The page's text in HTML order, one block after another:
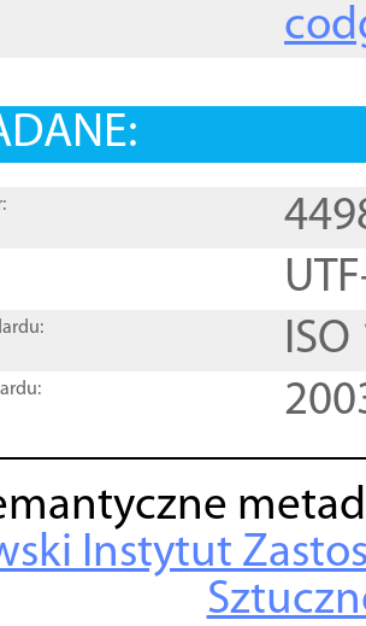
Instytut